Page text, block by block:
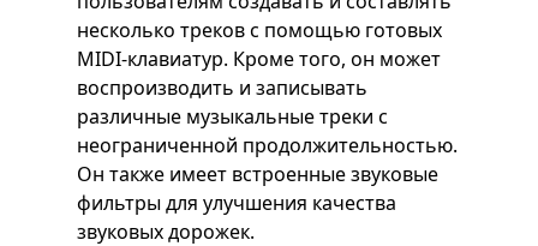
несколько треков с помощью готовых
MIDI-клавиатур. Кроме того, он может
воспроизводить и записывать
различные музыкальные треки с
неограниченной продолжительностью.
Он также имеет встроенные звуковые
фильтры для улучшения качества
звуковых дорожек.